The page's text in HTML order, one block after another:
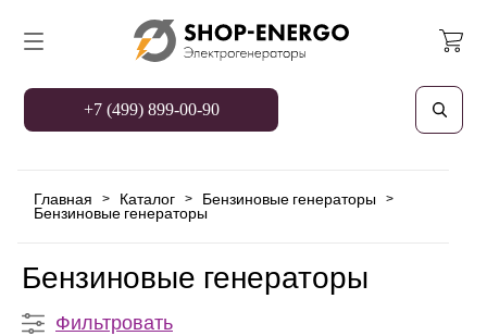
+7 (499) 899-00-90
Главная > Каталог > Бензиновые генераторы >
Бензиновые генераторы
Бензиновые генераторы
Фильтровать